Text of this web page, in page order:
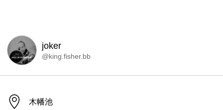
joker
@king.fisher.bb
木幡池